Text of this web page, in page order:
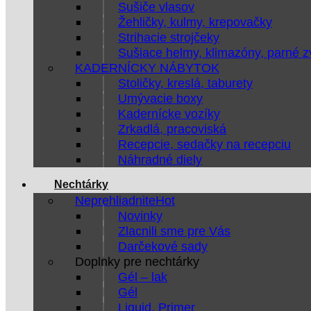
Sušiče vlasov
Žehličky, kulmy, krepovačky
Strihacie strojčeky
Sušiace helmy, klimazóny, parné
KADERNÍCKY NÁBYTOK
Stoličky, kreslá, taburety
Umývacie boxy
Kadernícke vozíky
Zrkadlá, pracoviská
Recepcie, sedačky na recepciu
Náhradné diely
Nechtárky
Neprehliadnite
Novinky
Zlacnili sme pre Vás
Darčekové sady
Doplnky pre nechtárky
Gél – lak
Gél
Liquid, Primer